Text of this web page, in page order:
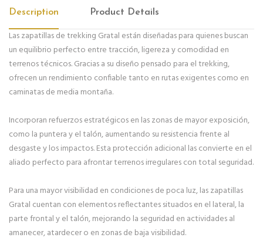
Description Product Details
Las zapatillas de trekking Gratal están diseñadas para quienes buscan
un equilibrio perfecto entre tracción, ligereza y comodidad en
terrenos técnicos. Gracias a su diseño pensado para el trekking,
ofrecen un rendimiento confiable tanto en rutas exigentes como en
caminatas de media montaña.
Incorporan refuerzos estratégicos en las zonas de mayor exposición,
como la puntera y el talón, aumentando su resistencia frente al
desgaste y los impactos. Esta protección adicional las convierte en el
aliado perfecto para afrontar terrenos irregulares con total seguridad.
Para una mayor visibilidad en condiciones de poca luz, las zapatillas
Gratal cuentan con elementos reflectantes situados en el lateral, la
parte frontal y el talón, mejorando la seguridad en actividades al
amanecer, atardecer o en zonas de baja visibilidad.